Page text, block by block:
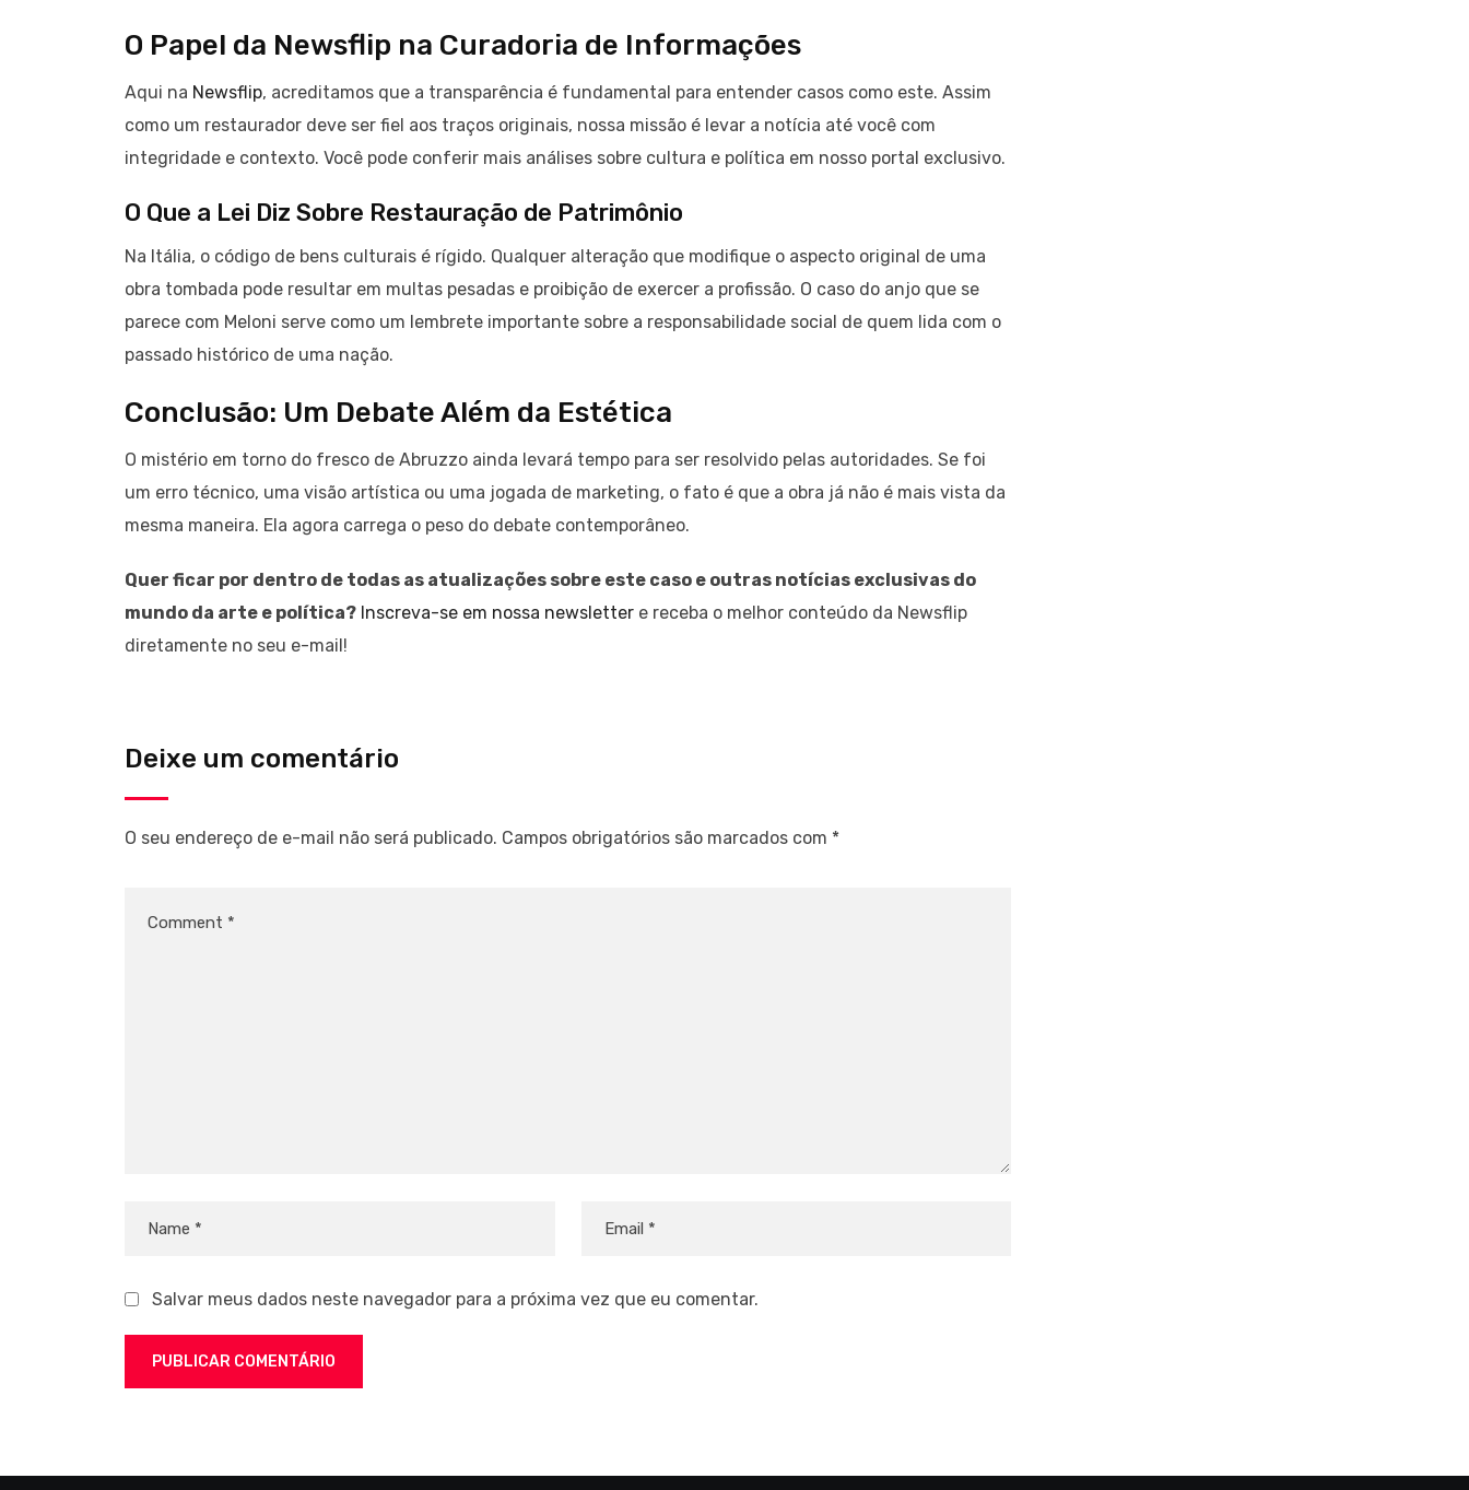
O Papel da Newsflip na Curadoria de Informações
Aqui na Newsflip, acreditamos que a transparência é fundamental para entender casos como este. Assim
como um restaurador deve ser fiel aos traços originais, nossa missão é levar a notícia até você com
integridade e contexto. Você pode conferir mais análises sobre cultura e política em nosso portal exclusivo.
O Que a Lei Diz Sobre Restauração de Patrimônio
Na Itália, o código de bens culturais é rígido. Qualquer alteração que modifique o aspecto original de uma
obra tombada pode resultar em multas pesadas e proibição de exercer a profissão. O caso do anjo que se
parece com Meloni serve como um lembrete importante sobre a responsabilidade social de quem lida com o
passado histórico de uma nação.
Conclusão: Um Debate Além da Estética
O mistério em torno do fresco de Abruzzo ainda levará tempo para ser resolvido pelas autoridades. Se foi
um erro técnico, uma visão artística ou uma jogada de marketing, o fato é que a obra já não é mais vista da
mesma maneira. Ela agora carrega o peso do debate contemporâneo.
Quer ficar por dentro de todas as atualizações sobre este caso e outras notícias exclusivas do
mundo da arte e política? Inscreva-se em nossa newsletter e receba o melhor conteúdo da Newsflip
diretamente no seu e-mail!
Deixe um comentário
O seu endereço de e-mail não será publicado. Campos obrigatórios são marcados com *
Salvar meus dados neste navegador para a próxima vez que eu comentar.